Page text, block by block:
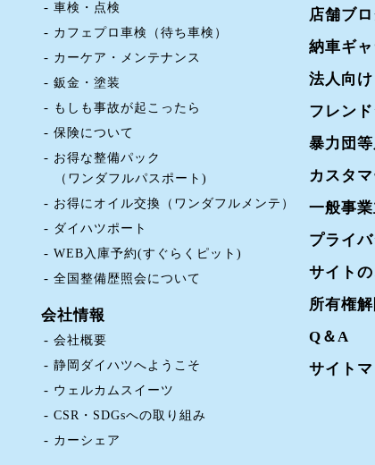
車検・点検
カフェプロ車検（待ち車検）
カーケア・メンテナンス
鈑金・塗装
もしも事故が起こったら
保険について
お得な整備パック
（ワンダフルパスポート)
お得にオイル交換（ワンダフルメンテ）
ダイハツポート
WEB入庫予約(すぐらくピット)
全国整備歴照会について
会社情報
会社概要
静岡ダイハツへようこそ
ウェルカムスイーツ
CSR・SDGsへの取り組み
カーシェア
店舗ブ
納車ギ
法人向
フレン
暴力団
カスタ
一般事
プライ
サイト
所有権
Q＆A
サイト